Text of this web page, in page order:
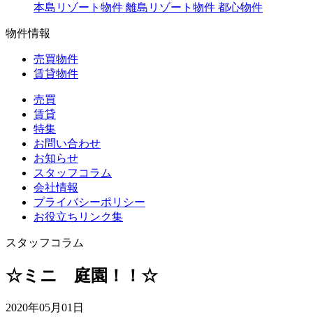
本島リゾート物件 離島リゾート物件 都心物件
物件情報
売買物件
賃貸物件
売買
賃貸
特集
お問い合わせ
お知らせ
スタッフコラム
会社情報
プライバシーポリシー
お役立ちリンク集
スタッフコラム
☆ミニ 庭園！！☆
2020年05月01日